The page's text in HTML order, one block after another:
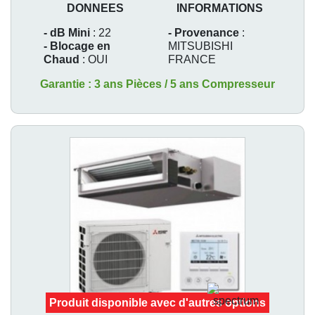
DONNEES
- dB Mini : 22
- Blocage en
Chaud : OUI
INFORMATIONS
- Provenance :
MITSUBISHI
FRANCE
Garantie : 3 ans Pièces / 5 ans Compresseur
Produit disponible avec d'autres options